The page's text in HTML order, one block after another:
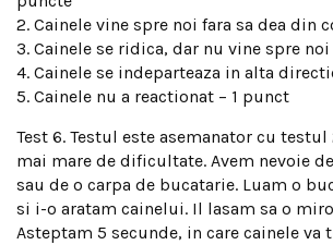
2. Cainele vine spre noi fara sa dea din
3. Cainele se ridica, dar nu vine spre
4. Cainele se indeparteaza in alta
5. Cainele nu a reactionat – 1 punct
Test 6. Testul este asemanator cu
mai mare de dificultate. Avem nevoie
sau de o carpa de bucatarie. Luam o
si i-o aratam cainelui. Il lasam sa o
Asteptam 5 secunde, in care cainele va